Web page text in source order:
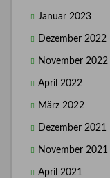
Januar 2023
Dezember 2022
November 2022
April 2022
März 2022
Dezember 2021
November 2021
April 2021